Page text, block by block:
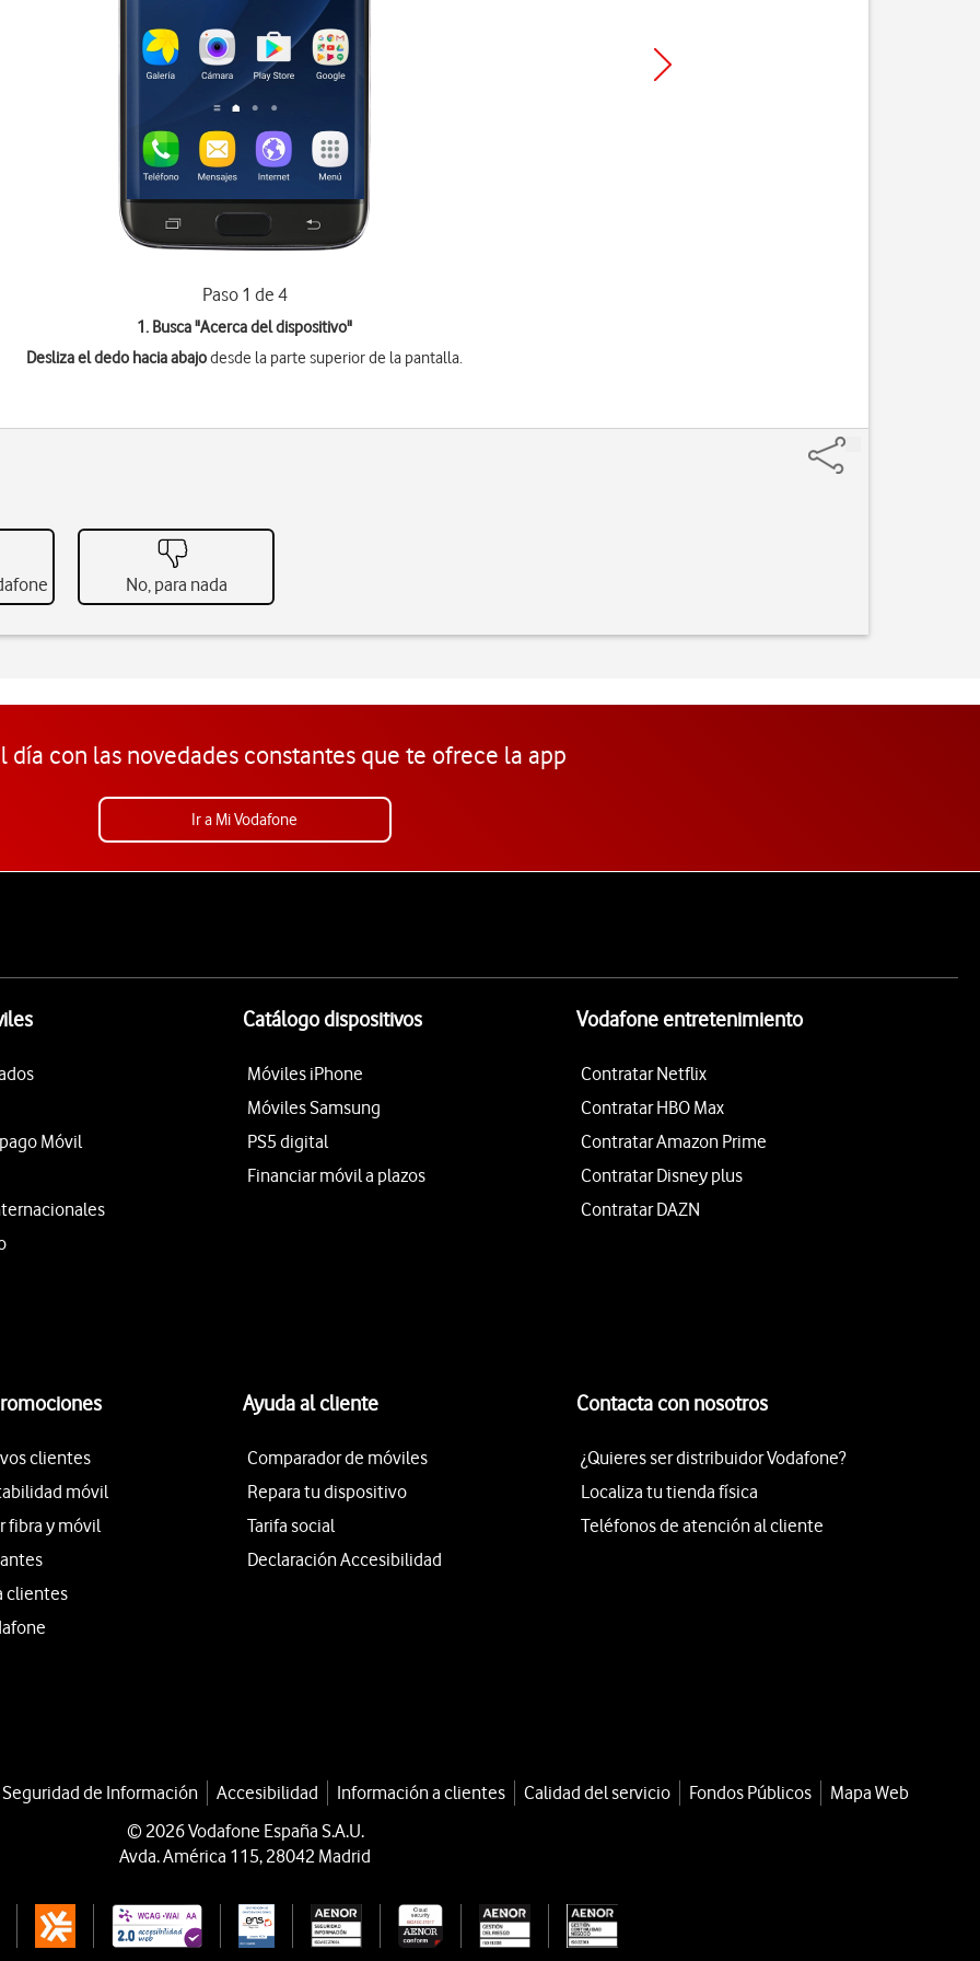
Paso 1 de 4
1. Busca "Acerca del dispositivo"
Desliza el dedo hacia abajodesde la parte superior de la pantalla.
No, para nada
día con las novedades constantes que te ofrece la app
Ir a Mi Vodafone
Móvil
Catálogo dispositivos
Móviles iPhone
Móviles Samsung
PS5 digital
Financiar móvil a plazos
Vodafone entretenimiento
Contratar Netflix
Contratar HBO Max
Contratar Amazon Prime
Contratar Disney plus
Contratar DAZN
clientes
móvil
fibra y móvil
clientes
Ayuda al cliente
Comparador de móviles
Repara tu dispositivo
Tarifa social
Declaración Accesibilidad
Contacta con nosotros
¿Quieres ser distribuidor Vodafone?
Localiza tu tienda física
Teléfonos de atención al cliente
de Información Accesibilidad Información a clientes Calidad del servicio Fondos Públicos
Mapa Web
© 2026 Vodafone España S.A.U.
Avda. América 115, 28042 Madrid